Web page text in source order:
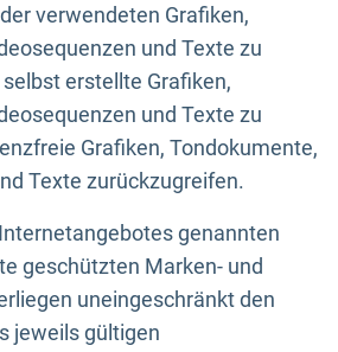
verwendeten Grafiken,
und Texte zu
erstellte Grafiken,
und Texte zu
Grafiken, Tondokumente,
Texte zurückzugreifen.
genannten
geschützten Marken- und
uneingeschränkt den
jeweils gültigen